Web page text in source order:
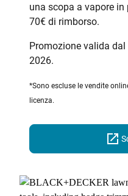
una scopa a vapore in
70€ di rimborso.
Promozione valida
2026.
*Sono escluse le vendite
licenza.